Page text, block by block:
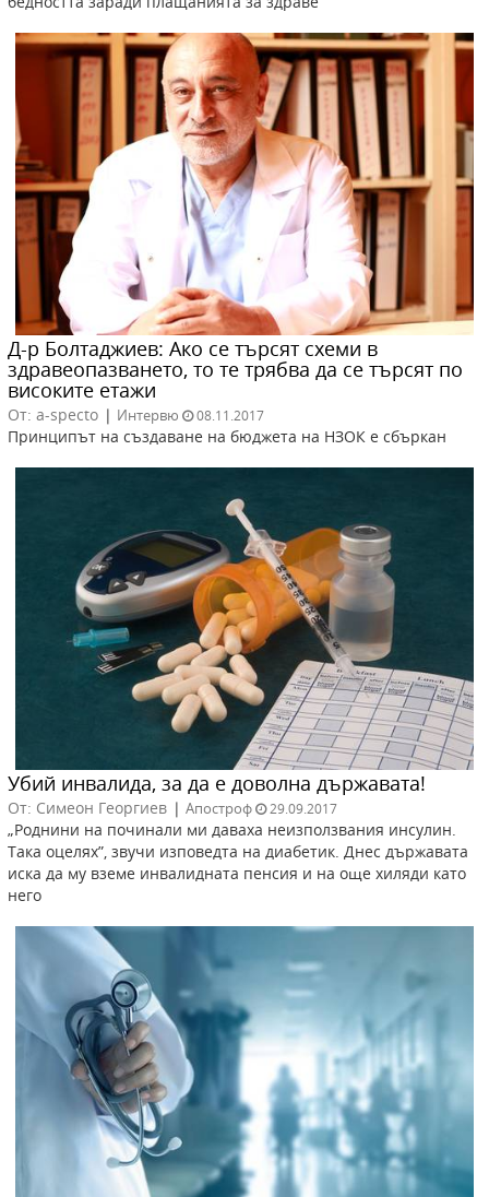
Д-р Болтаджиев: Ако се търсят схеми в
здравеопазването, то те трябва да се търсят по
високите етажи
От: a-specto | Интервю 08.11.2017
Принципът на създаване на бюджета на НЗОК е сбъркан
Убий инвалида, за да е доволна държавата!
От: Симеон Георгиев | Апостроф 29.09.2017
„Роднини на починали ми даваха неизползвания инсулин.
Така оцелях”, звучи изповедта на диабетик. Днес държавата
иска да му вземе инвалидната пенсия и на още хиляди като
него